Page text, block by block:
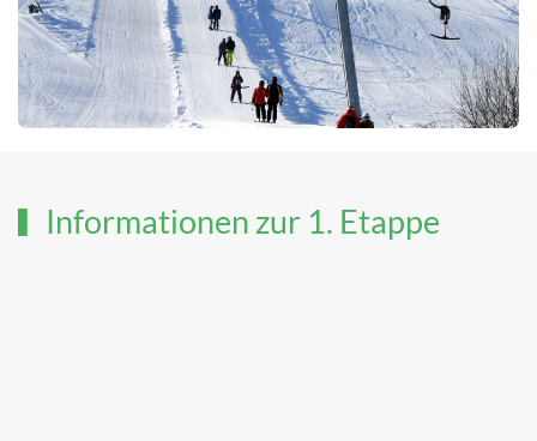
Informationen zur 1. Etappe